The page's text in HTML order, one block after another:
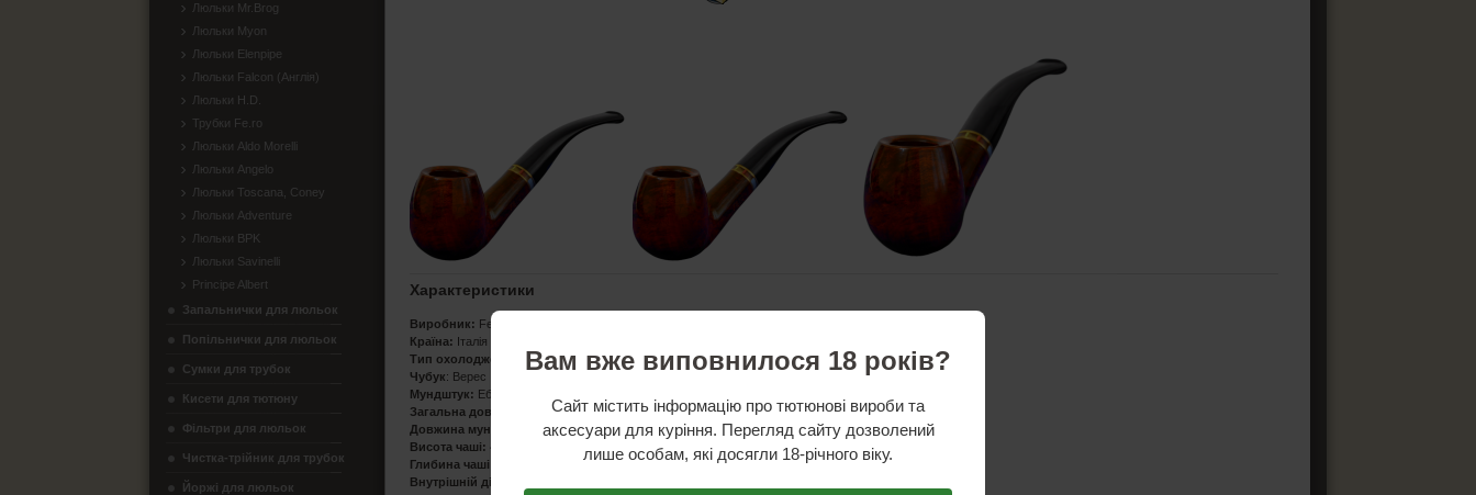
Характеристики
Виробник: Fe.ro
Країна: Італія
Тип охолодження:
Фільтр 9 мм
Чубук: Верес
Мундштук: Ебоніт
Загальна довжина трубки:135 мм
Довжина мундштука:
70 мм
Висота чаші: 43 мм
Глибина чаші:
Внутрішній діаметр чаші:
Люльки Mr.Brog
Люльки Myon
Люльки Elenpipe
Люльки Falcon (Англія)
Люльки H.D.
Трубки Fe.ro
Люльки Aldo Morelli
Люльки Angelo
Люльки Toscana, Coney
Люльки Adventure
Люльки BPK
Люльки Savinelli
Principe Albert
Запальнички для люльок
Попільнички для люльок
Сумки для трубок
Кисети для тютюну
Фільтри для люльок
Чистка-трійник для трубок
Йоржі для люльок
Вам вже виповнилося 18 років?
Сайт містить інформацію про тютюнові вироби та
аксесуари для куріння. Перегляд сайту дозволений
лише особам, які досягли 18-річного віку.